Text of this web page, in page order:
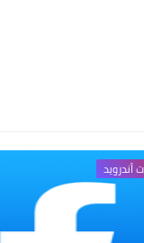
أندرويد